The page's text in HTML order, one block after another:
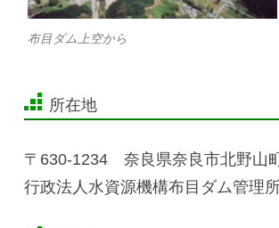
布目ダム上空から
所在地
〒630-1234 奈良県奈良市北野山
行政法人水資源機構布目ダム管理所